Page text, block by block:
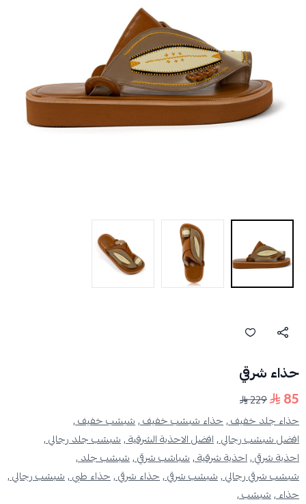
حذاء شرقي
85
229
حذاء جلد خفيف ,حذاء شبشب خفيف ,شبشب خفيف ,
افضل شبشب رجالي ,افضل الاحذية الشرقية ,شبشب جلد رجالي ,
احذية شرقي ,احذية شرقية ,شباشب شرقي ,شبشب جلد ,
شبشب شرقي رجالي ,شبشب شرقي ,حذاء شرقي ,حذاء طبي ,شبشب رجالي ,
حذاء ,شبشب ,